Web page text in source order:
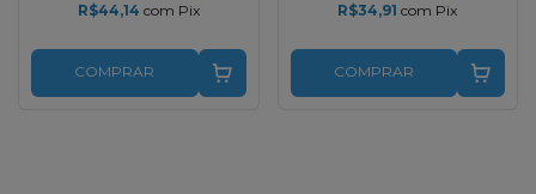
R$44,14 com Pix
COMPRAR
R$34,91com Pix
COMPRAR